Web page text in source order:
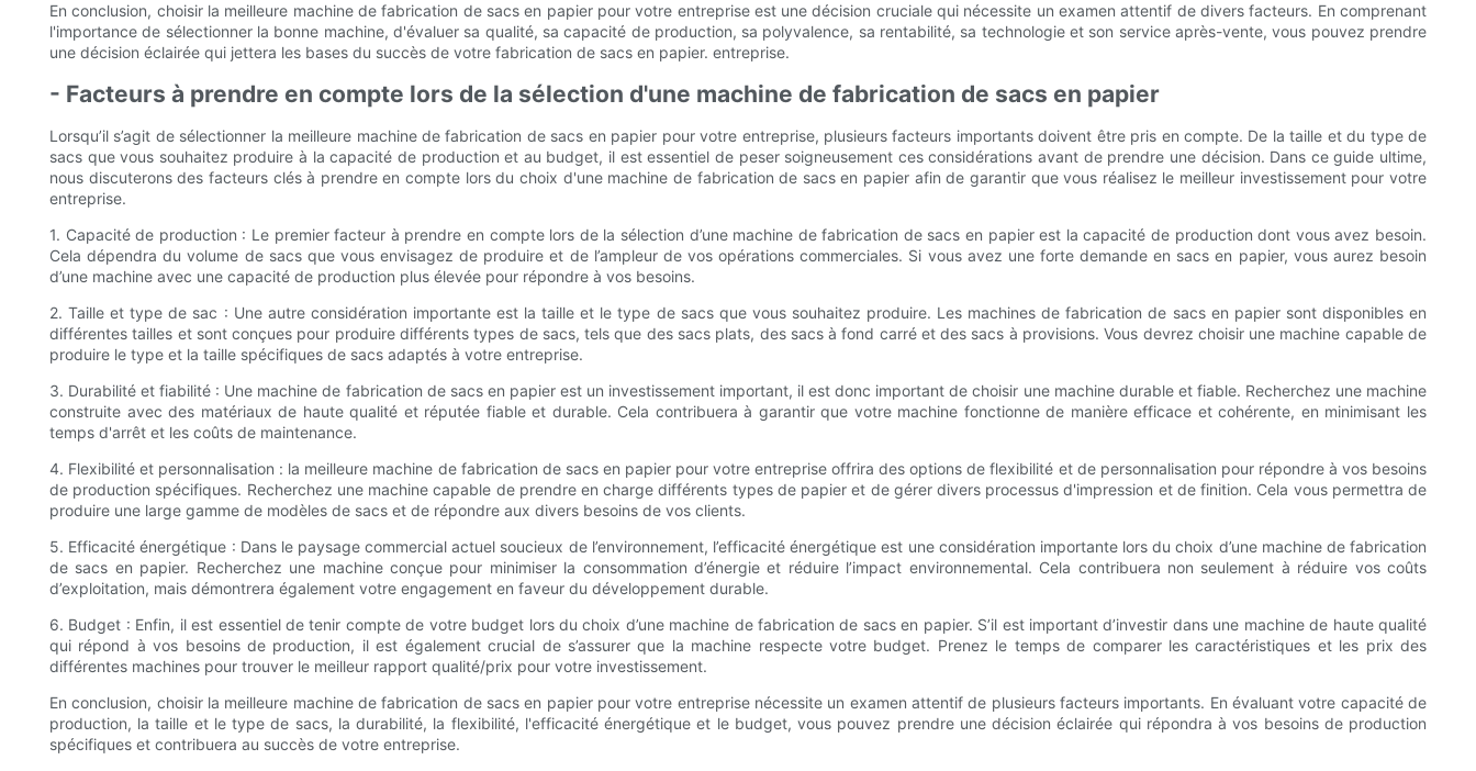
En conclusion, choisir la meilleure machine de fabrication de sacs en papier pour votre entreprise est une décision cruciale qui nécessite un examen attentif de divers facteurs. En comprenant
l'importance de sélectionner la bonne machine, d'évaluer sa qualité, sa capacité de production, sa polyvalence, sa rentabilité, sa technologie et son service après-vente, vous pouvez prendre
une décision éclairée qui jettera les bases du succès de votre fabrication de sacs en papier. entreprise.
- Facteurs à prendre en compte lors de la sélection d'une machine de fabrication de sacs en papier
Lorsqu’il s’agit de sélectionner la meilleure machine de fabrication de sacs en papier pour votre entreprise, plusieurs facteurs importants doivent être pris en compte. De la taille et du type de
sacs que vous souhaitez produire à la capacité de production et au budget, il est essentiel de peser soigneusement ces considérations avant de prendre une décision. Dans ce guide ultime,
nous discuterons des facteurs clés à prendre en compte lors du choix d'une machine de fabrication de sacs en papier afin de garantir que vous réalisez le meilleur investissement pour votre
entreprise.
1. Capacité de production : Le premier facteur à prendre en compte lors de la sélection d’une machine de fabrication de sacs en papier est la capacité de production dont vous avez besoin.
Cela dépendra du volume de sacs que vous envisagez de produire et de l’ampleur de vos opérations commerciales. Si vous avez une forte demande en sacs en papier, vous aurez besoin
d’une machine avec une capacité de production plus élevée pour répondre à vos besoins.
2. Taille et type de sac : Une autre considération importante est la taille et le type de sacs que vous souhaitez produire. Les machines de fabrication de sacs en papier sont disponibles en
différentes tailles et sont conçues pour produire différents types de sacs, tels que des sacs plats, des sacs à fond carré et des sacs à provisions. Vous devrez choisir une machine capable de
produire le type et la taille spécifiques de sacs adaptés à votre entreprise.
3. Durabilité et fiabilité : Une machine de fabrication de sacs en papier est un investissement important, il est donc important de choisir une machine durable et fiable. Recherchez une machine
construite avec des matériaux de haute qualité et réputée fiable et durable. Cela contribuera à garantir que votre machine fonctionne de manière efficace et cohérente, en minimisant les
temps d'arrêt et les coûts de maintenance.
4. Flexibilité et personnalisation : la meilleure machine de fabrication de sacs en papier pour votre entreprise offrira des options de flexibilité et de personnalisation pour répondre à vos besoins
de production spécifiques. Recherchez une machine capable de prendre en charge différents types de papier et de gérer divers processus d'impression et de finition. Cela vous permettra de
produire une large gamme de modèles de sacs et de répondre aux divers besoins de vos clients.
5. Efficacité énergétique : Dans le paysage commercial actuel soucieux de l’environnement, l’efficacité énergétique est une considération importante lors du choix d’une machine de fabrication
de sacs en papier. Recherchez une machine conçue pour minimiser la consommation d’énergie et réduire l’impact environnemental. Cela contribuera non seulement à réduire vos coûts
d’exploitation, mais démontrera également votre engagement en faveur du développement durable.
6. Budget : Enfin, il est essentiel de tenir compte de votre budget lors du choix d’une machine de fabrication de sacs en papier. S’il est important d’investir dans une machine de haute qualité
qui répond à vos besoins de production, il est également crucial de s’assurer que la machine respecte votre budget. Prenez le temps de comparer les caractéristiques et les prix des
différentes machines pour trouver le meilleur rapport qualité/prix pour votre investissement.
En conclusion, choisir la meilleure machine de fabrication de sacs en papier pour votre entreprise nécessite un examen attentif de plusieurs facteurs importants. En évaluant votre capacité de
production, la taille et le type de sacs, la durabilité, la flexibilité, l'efficacité énergétique et le budget, vous pouvez prendre une décision éclairée qui répondra à vos besoins de production
spécifiques et contribuera au succès de votre entreprise.